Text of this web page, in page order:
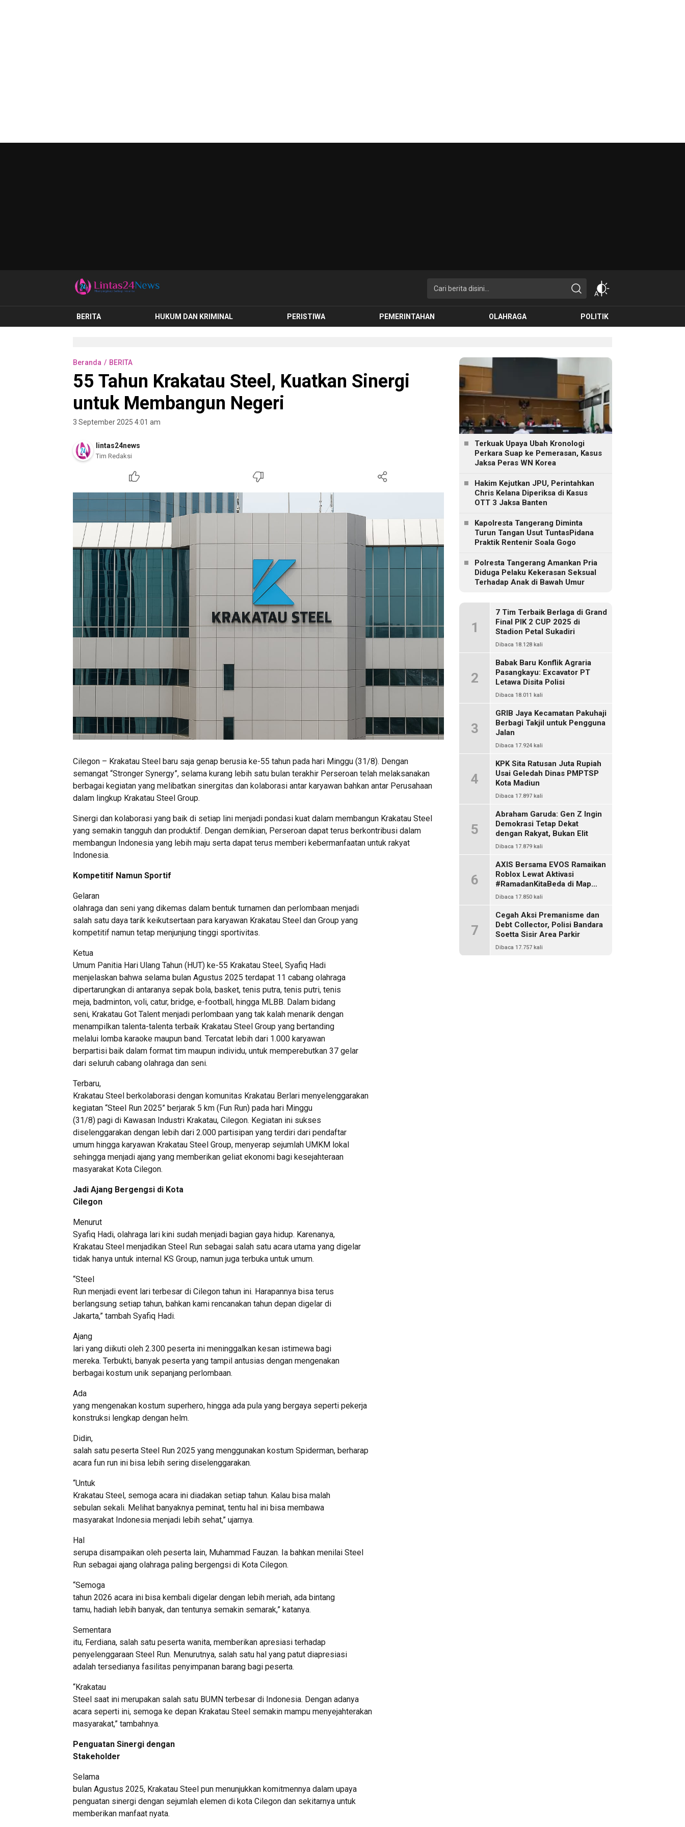
lintas24news.com
Menyingkap Setiap Realita
BERITA HUKUM DAN KRIMINAL PERISTIWA PEMERINTAHAN OLAHRAGA POLITIK
Beranda BERITA
55 Tahun Krakatau Steel, Kuatkan Sinergi
untuk Membangun Negeri
3 September 2025 4:01 am
lintas24news
Tim Redaksi
Cilegon – Krakatau Steel baru saja genap berusia ke-55 tahun pada hari Minggu (31/8). Dengan
semangat “Stronger Synergy”, selama kurang lebih satu bulan terakhir Perseroan telah melaksanakan
berbagai kegiatan yang melibatkan sinergitas dan kolaborasi antar karyawan bahkan antar Perusahaan
dalam lingkup Krakatau Steel Group.
Sinergi dan kolaborasi yang baik di setiap lini menjadi pondasi kuat dalam membangun Krakatau Steel
yang semakin tangguh dan produktif. Dengan demikian, Perseroan dapat terus berkontribusi dalam
membangun Indonesia yang lebih maju serta dapat terus memberi kebermanfaatan untuk rakyat
Indonesia.
Kompetitif Namun Sportif
Gelaran
olahraga dan seni yang dikemas dalam bentuk turnamen dan perlombaan menjadi
salah satu daya tarik keikutsertaan para karyawan Krakatau Steel dan Group yang
kompetitif namun tetap menjunjung tinggi sportivitas.
Ketua
Umum Panitia Hari Ulang Tahun (HUT) ke-55 Krakatau Steel, Syafiq Hadi
menjelaskan bahwa selama bulan Agustus 2025 terdapat 11 cabang olahraga
dipertarungkan di antaranya sepak bola, basket, tenis putra, tenis putri, tenis
meja, badminton, voli, catur, bridge, e-football, hingga MLBB. Dalam bidang
seni, Krakatau Got Talent menjadi perlombaan yang tak kalah menarik dengan
menampilkan talenta-talenta terbaik Krakatau Steel Group yang bertanding
melalui lomba karaoke maupun band. Tercatat lebih dari 1.000 karyawan
berpartisi baik dalam format tim maupun individu, untuk memperebutkan 37 gelar
dari seluruh cabang olahraga dan seni.
Terbaru,
Krakatau Steel berkolaborasi dengan komunitas Krakatau Berlari menyelenggarakan
kegiatan “Steel Run 2025” berjarak 5 km (Fun Run) pada hari Minggu
(31/8) pagi di Kawasan Industri Krakatau, Cilegon. Kegiatan ini sukses
diselenggarakan dengan lebih dari 2.000 partisipan yang terdiri dari pendaftar
umum hingga karyawan Krakatau Steel Group, menyerap sejumlah UMKM lokal
sehingga menjadi ajang yang memberikan geliat ekonomi bagi kesejahteraan
masyarakat Kota Cilegon.
Jadi Ajang Bergengsi di Kota
Cilegon
Menurut
Syafiq Hadi, olahraga lari kini sudah menjadi bagian gaya hidup. Karenanya,
Krakatau Steel menjadikan Steel Run sebagai salah satu acara utama yang digelar
tidak hanya untuk internal KS Group, namun juga terbuka untuk umum.
“Steel
Run menjadi event lari terbesar di Cilegon tahun ini. Harapannya bisa terus
berlangsung setiap tahun, bahkan kami rencanakan tahun depan digelar di
Jakarta,” tambah Syafiq Hadi.
Ajang
lari yang diikuti oleh 2.300 peserta ini meninggalkan kesan istimewa bagi
mereka. Terbukti, banyak peserta yang tampil antusias dengan mengenakan
berbagai kostum unik sepanjang perlombaan.
Ada
yang mengenakan kostum superhero, hingga ada pula yang bergaya seperti pekerja
konstruksi lengkap dengan helm.
Didin,
salah satu peserta Steel Run 2025 yang menggunakan kostum Spiderman, berharap
acara fun run ini bisa lebih sering diselenggarakan.
“Untuk
Krakatau Steel, semoga acara ini diadakan setiap tahun. Kalau bisa malah
sebulan sekali. Melihat banyaknya peminat, tentu hal ini bisa membawa
masyarakat Indonesia menjadi lebih sehat,” ujarnya.
Hal
serupa disampaikan oleh peserta lain, Muhammad Fauzan. Ia bahkan menilai Steel
Run sebagai ajang olahraga paling bergengsi di Kota Cilegon.
“Semoga
tahun 2026 acara ini bisa kembali digelar dengan lebih meriah, ada bintang
tamu, hadiah lebih banyak, dan tentunya semakin semarak,” katanya.
Sementara
itu, Ferdiana, salah satu peserta wanita, memberikan apresiasi terhadap
penyelenggaraan Steel Run. Menurutnya, salah satu hal yang patut diapresiasi
adalah tersedianya fasilitas penyimpanan barang bagi peserta.
“Krakatau
Steel saat ini merupakan salah satu BUMN terbesar di Indonesia. Dengan adanya
acara seperti ini, semoga ke depan Krakatau Steel semakin mampu menyejahterakan
masyarakat,” tambahnya.
Penguatan Sinergi dengan
Stakeholder
Selama
bulan Agustus 2025, Krakatau Steel pun menunjukkan komitmennya dalam upaya
penguatan sinergi dengan sejumlah elemen di kota Cilegon dan sekitarnya untuk
memberikan manfaat nyata.
Terkuak Upaya Ubah Kronologi
Perkara Suap ke Pemerasan, Kasus
Jaksa Peras WN Korea
Hakim Kejutkan JPU, Perintahkan
Chris Kelana Diperiksa di Kasus
OTT 3 Jaksa Banten
Kapolresta Tangerang Diminta
Turun Tangan Usut TuntasPidana
Praktik Rentenir Soala Gogo
Polresta Tangerang Amankan Pria
Diduga Pelaku Kekerasan Seksual
Terhadap Anak di Bawah Umur
1
7 Tim Terbaik Berlaga di Grand
Final PIK 2 CUP 2025 di
Stadion Petal Sukadiri
Dibaca 18.128 kali
2
Babak Baru Konflik Agraria
Pasangkayu: Excavator PT
Letawa Disita Polisi
Dibaca 18.011 kali
3
GRIB Jaya Kecamatan Pakuhaji
Berbagi Takjil untuk Pengguna
Jalan
Dibaca 17.924 kali
4
KPK Sita Ratusan Juta Rupiah
Usai Geledah Dinas PMPTSP
Kota Madiun
Dibaca 17.897 kali
5
Abraham Garuda: Gen Z Ingin
Demokrasi Tetap Dekat
dengan Rakyat, Bukan Elit
Dibaca 17.879 kali
6
AXIS Bersama EVOS Ramaikan
Roblox Lewat Aktivasi
#RamadanKitaBeda di Map
Indo Chat
Dibaca 17.850 kali
7
Cegah Aksi Premanisme dan
Debt Collector, Polisi Bandara
Soetta Sisir Area Parkir
Dibaca 17.757 kali